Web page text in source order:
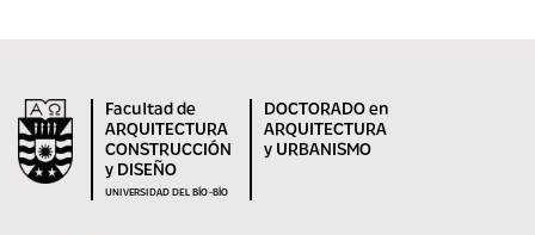
Facultad de
ARQUITECTURA
CONSTRUCCIÓN
y DISEÑO
UNIVERSIDAD DEL BÍO-BÍO
DOCTORADO en
ARQUITECTURA
y URBANISMO